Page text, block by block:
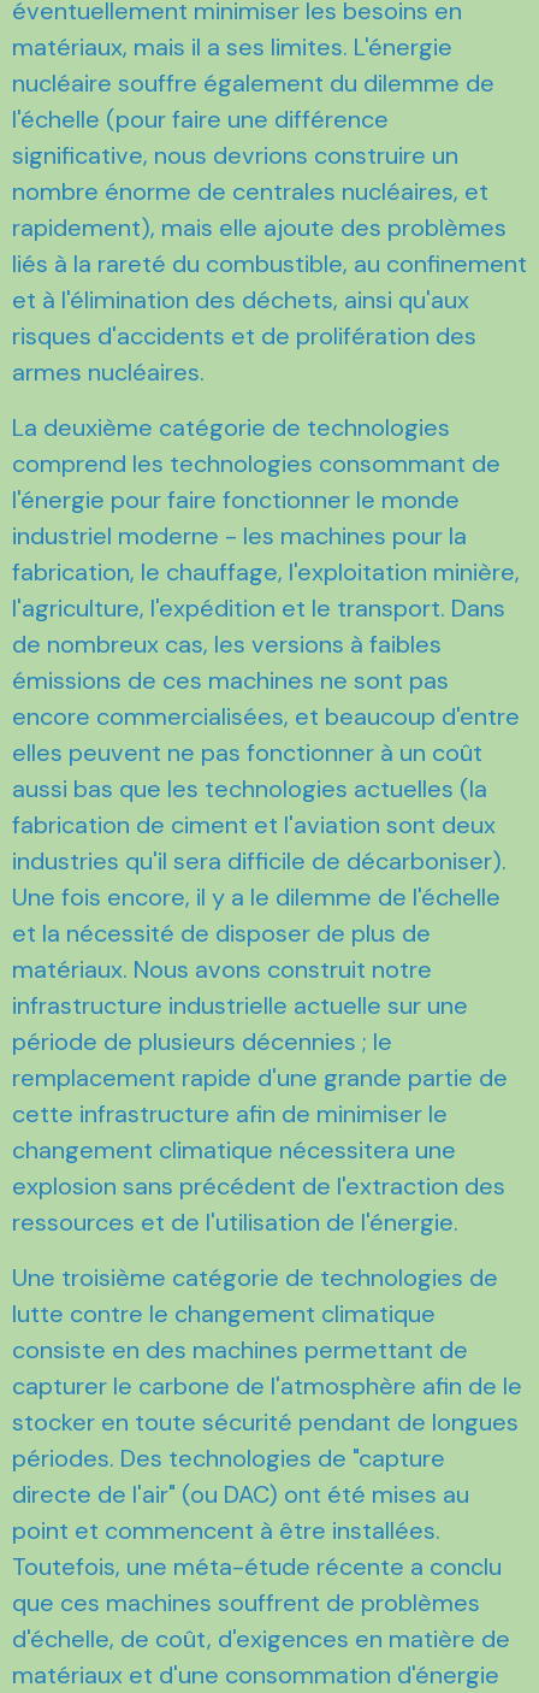
éventuellement minimiser les besoins en
matériaux, mais il a ses limites. L'énergie
nucléaire souffre également du dilemme de
l'échelle (pour faire une différence
significative, nous devrions construire un
nombre énorme de centrales nucléaires, et
rapidement), mais elle ajoute des problèmes
liés à la rareté du combustible, au confinement
et à l'élimination des déchets, ainsi qu'aux
risques d'accidents et de prolifération des
armes nucléaires.
La deuxième catégorie de technologies
comprend les technologies consommant de
l'énergie pour faire fonctionner le monde
industriel moderne - les machines pour la
fabrication, le chauffage, l'exploitation minière,
l'agriculture, l'expédition et le transport. Dans
de nombreux cas, les versions à faibles
émissions de ces machines ne sont pas
encore commercialisées, et beaucoup d'entre
elles peuvent ne pas fonctionner à un coût
aussi bas que les technologies actuelles (la
fabrication de ciment et l'aviation sont deux
industries qu'il sera difficile de décarboniser).
Une fois encore, il y a le dilemme de l'échelle
et la nécessité de disposer de plus de
matériaux. Nous avons construit notre
infrastructure industrielle actuelle sur une
période de plusieurs décennies ; le
remplacement rapide d'une grande partie de
cette infrastructure afin de minimiser le
changement climatique nécessitera une
explosion sans précédent de l'extraction des
ressources et de l'utilisation de l'énergie.
Une troisième catégorie de technologies de
lutte contre le changement climatique
consiste en des machines permettant de
capturer le carbone de l'atmosphère afin de le
stocker en toute sécurité pendant de longues
périodes. Des technologies de "capture
directe de l'air" (ou DAC) ont été mises au
point et commencent à être installées.
Toutefois, une méta-étude récente a conclu
que ces machines souffrent de problèmes
d'échelle, de coût, d'exigences en matière de
matériaux et d'une consommation d'énergie